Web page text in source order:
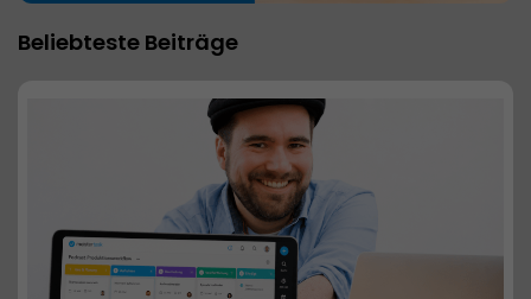
Beliebteste Beiträge